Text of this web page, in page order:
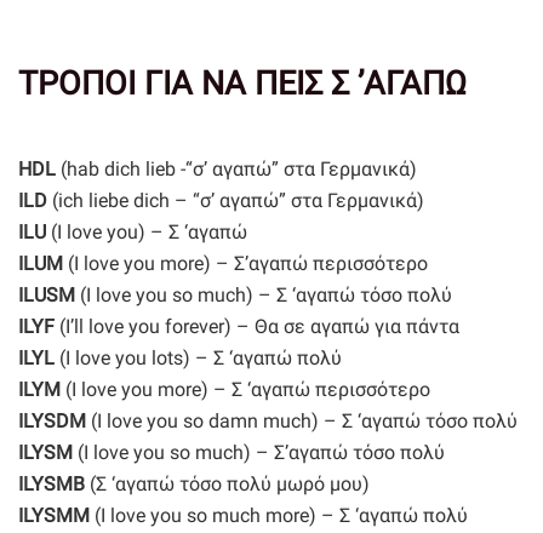
ΤΡΟΠΟΙ ΓΙΑ ΝΑ ΠΕΙΣ Σ ’ΑΓΑΠΩ
HDL (hab dich lieb -“σ’ αγαπώ” στα Γερμανικά)
ILD (ich liebe dich – “σ’ αγαπώ” στα Γερμανικά)
ILU (I love you) – Σ ‘αγαπώ
ILUM (I love you more) – Σ’αγαπώ περισσότερο
ILUSM (I love you so much) – Σ ‘αγαπώ τόσο πολύ
ILYF (I’ll love you forever) – Θα σε αγαπώ για πάντα
ILYL (I love you lots) – Σ ‘αγαπώ πολύ
ILYM (I love you more) – Σ ‘αγαπώ περισσότερο
ILYSDM (I love you so damn much) – Σ ‘αγαπώ τόσο πολύ
ILYSM (I love you so much) – Σ’αγαπώ τόσο πολύ
ILYSMB (Σ ‘αγαπώ τόσο πολύ μωρό μου)
ILYSMM (I love you so much more) – Σ ‘αγαπώ πολύ